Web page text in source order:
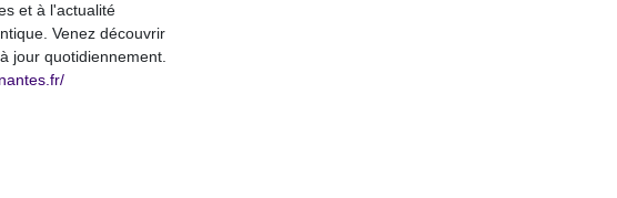
et à l'actualité
Venez découvrir
jour quotidiennement.